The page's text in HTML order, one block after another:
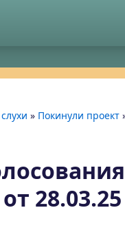
» Покинули проект
28.03.25